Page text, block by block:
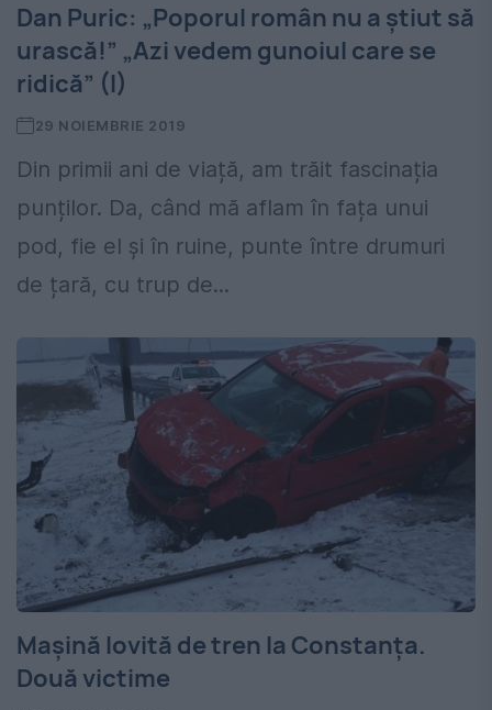
Dan Puric: „Poporul român nu a știut să
urască!” „Azi vedem gunoiul care se
ridică” (I)
29 NOIEMBRIE 2019
Din primii ani de viață, am trăit fascinația
punților. Da, când mă aflam în fața unui
pod, fie el și în ruine, punte între drumuri
de țară, cu trup de...
Mașină lovită de tren la Constanța.
Două victime